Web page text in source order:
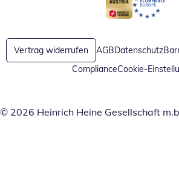
Öffnet in neuem
Öffnet in
Vertrag widerrufen AGBDatenschutz
ComplianceCookie-
© 2026 Heinrich Heine Gesellschaft